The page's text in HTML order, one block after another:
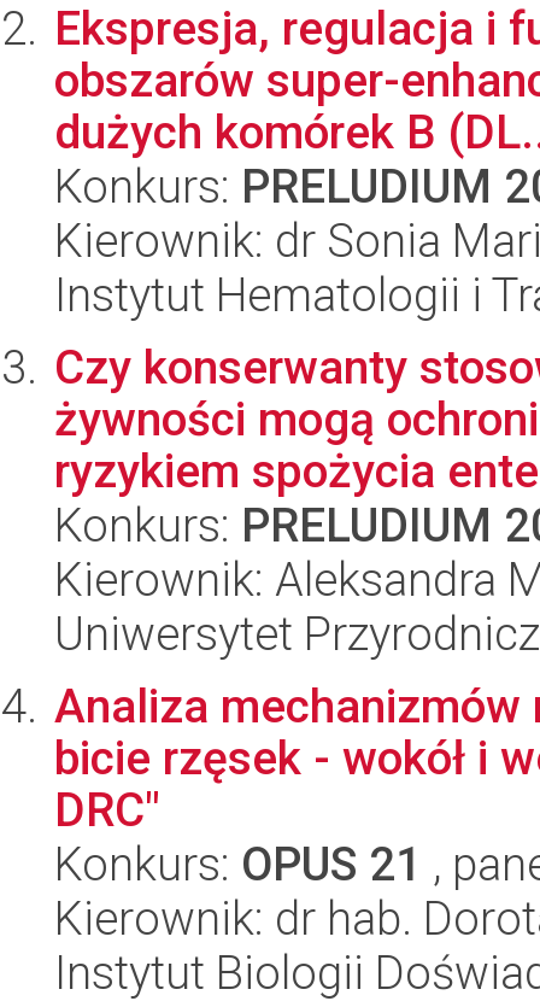
Ekspresja, regulacja i
obszarów super-
dużych komórek B
Konkurs: PRELUDIUM
Kierownik: dr Sonia
Instytut Hematologii i
Czy konserwanty
żywności mogą
ryzykiem spożycia
Konkurs: PRELUDIUM
Kierownik: Aleksandra
Uniwersytet
Analiza
bicie rzęsek - wokół i
DRC"
Konkurs: OPUS 21 ,
Kierownik: dr hab.
Instytut Biologii